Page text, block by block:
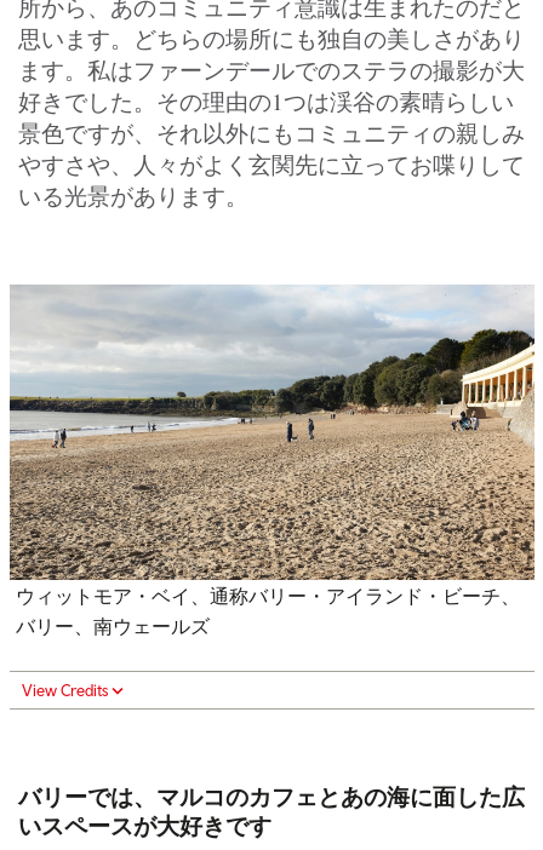
所から、あのコミュニティ意識は生まれたのだと
思います。どちらの場所にも独自の美しさがあり
ます。私はファーンデールでのステラの撮影が大
好きでした。その理由の1つは渓谷の素晴らしい
景色ですが、それ以外にもコミュニティの親しみ
やすさや、人々がよく玄関先に立ってお喋りして
いる光景があります。
ウィットモア・ベイ、通称バリー・アイランド・ビーチ、
バリー、南ウェールズ
View Credits
バリーでは、マルコのカフェとあの海に面した広
いスペースが大好きです